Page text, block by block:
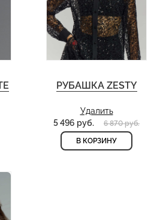
РУБАШКА ZESTY
Удалить
5 496 руб.
6 870 руб.
В КОРЗИНУ